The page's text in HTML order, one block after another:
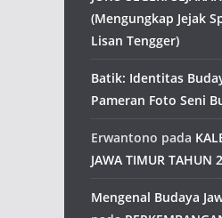
(Mengungkap Jejak
Lisan Tengger)
Batik: Identitas
Pameran Foto Seni
Erwantono pada
JAWA TIMUR TAHUN
Mengenal Budaya